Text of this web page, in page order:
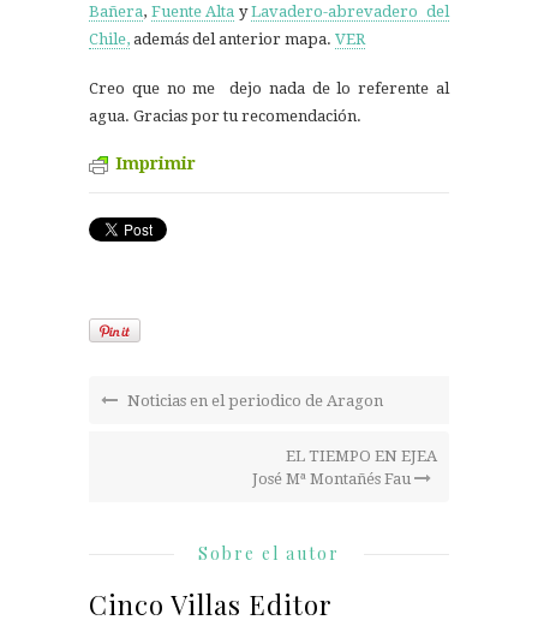
Bañera, Fuente Alta yLavadero-abrevadero del
Chile, además del anterior mapa. VER
Creo que no me dejo nada de lo referente al
agua. Gracias por tu recomendación.
Imprimir
Noticias en el periodico de Aragon
EL TIEMPO EN EJEA
José Mª Montañés Fau
Sobre el autor
Cinco Villas Editor